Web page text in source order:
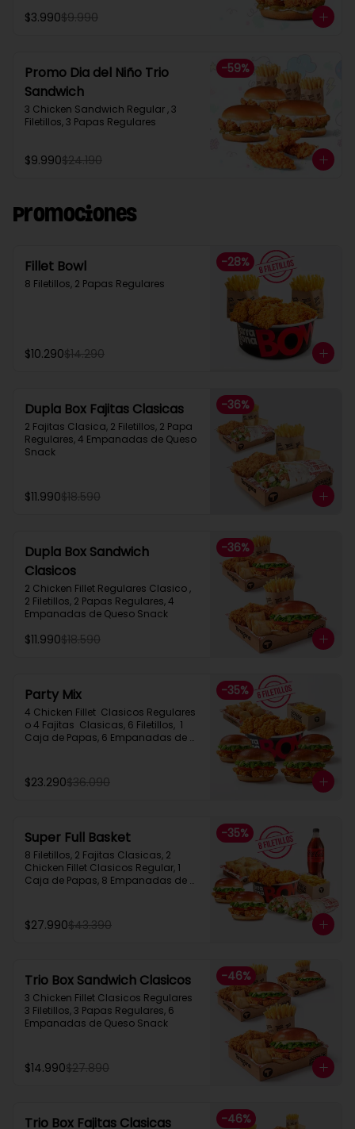
$3.990$9.990
-59%
Promo Dia del Niño Trio
Sandwich​
3 Chicken Sandwich Regular , 3
Filetillos, 3 Papas Regulares
$9.990$24.190
Promociones
-28%
Fillet Bowl
8 Filetillos, 2 Papas Regulares
$10.290$14.290
-36%
Dupla Box Fajitas Clasicas
2 Fajitas Clasica, 2 Filetillos, 2 Papa
Regulares, 4 Empanadas de Queso
Snack
$11.990$18.590
-36%
Dupla Box Sandwich
Clasicos
2 Chicken Fillet Regulares Clasico ,
2 Filetillos, 2 Papas Regulares, 4
Empanadas de Queso Snack
$11.990$18.590
-35%
Party Mix
4 Chicken Fillet  Clasicos Regulares
o 4 Fajitas  Clasicas, 6 Filetillos,  1
Caja de Papas, 6 Empanadas de
$23.290$36.090
-35%
Super Full Basket
8 Filetillos, 2 Fajitas Clasicas, 2
Chicken Fillet Clasicos Regular, 1
Caja de Papas, 8 Empanadas de
$27.990$43.390
-46%
Trio Box Sandwich Clasicos
3 Chicken Fillet Clasicos Regulares
3 Filetillos, 3 Papas Regulares, 6
Empanadas de Queso Snack
$14.990$27.890
-46%
Trio Box Fajitas Clasicas